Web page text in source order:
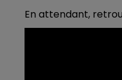
En attendant,